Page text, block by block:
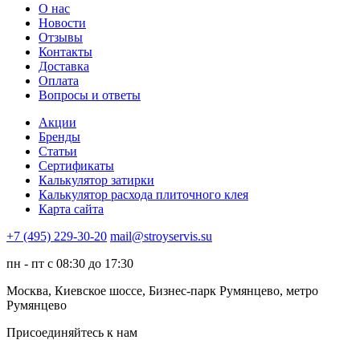
О нас
Новости
Отзывы
Контакты
Доставка
Оплата
Вопросы и ответы
Акции
Бренды
Статьи
Сертификаты
Калькулятор затирки
Калькулятор расхода плиточного клея
Карта сайта
+7 (495) 229-30-20 mail@stroyservis.su
пн - пт с 08:30 до 17:30
Москва, Киевское шоссе, Бизнес-парк Румянцево, метро
Румянцево
Присоединяйтесь к нам